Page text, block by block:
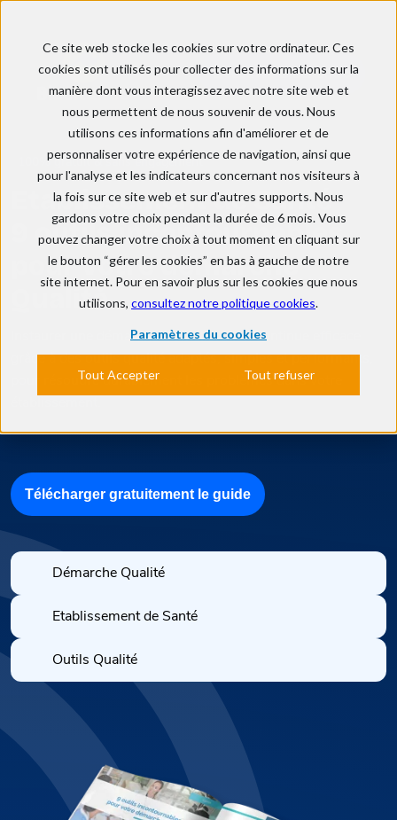
Ce site web stocke les cookies sur votre ordinateur. Ces
cookies sont utilisés pour collecter des informations sur la
manière dont vous interagissez avec notre site web et
nous permettent de nous souvenir de vous. Nous
utilisons ces informations afin d'améliorer et de
personnaliser votre expérience de navigation, ainsi que
pour l'analyse et les indicateurs concernant nos visiteurs à
la fois sur ce site web et sur d'autres supports. Nous
gardons votre choix pendant la durée de 6 mois. Vous
pouvez changer votre choix à tout moment en cliquant sur
le bouton “gérer les cookies” en bas à gauche de notre
site internet. Pour en savoir plus sur les cookies que nous
utilisons, consultez notre politique cookies.
Paramètres du cookies
Tout Accepter Tout refuser
Découvrir BlueKanGo
100% gratuit & sans engagement
Etablissement de Santé
9 outils incontournables
pour votre démarche
Qualité
Instaurer une démarche d’amélioration continue efficace
grâce à des outils qualité adaptés, simples et performants,
pour résoudre durablement les problèmes dans votre
Télécharger gratuitement le guide
Démarche Qualité
Etablissement de Santé
Outils Qualité